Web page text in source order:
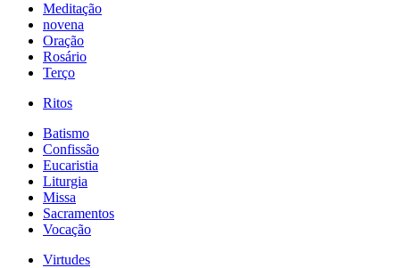
Meditação
novena
Oração
Rosário
Terço
Ritos
Batismo
Confissão
Eucaristia
Liturgia
Missa
Sacramentos
Vocação
Virtudes